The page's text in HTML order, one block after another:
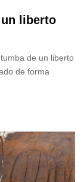
liberto
de un liberto
de forma